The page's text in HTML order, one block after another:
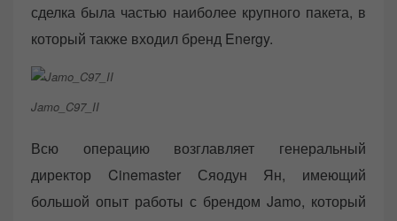
сделка была частью наиболее крупного пакета, в
который также входил бренд Energy.
Jamo_C97_II
Всю операцию возглавляет генеральный
директор Cinemaster Сяодун Ян, имеющий
большой опыт работы с брендом Jamo, который